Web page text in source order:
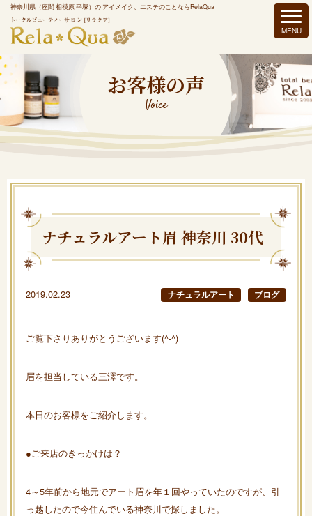
神奈川県（座間 相模原 平塚）の アイメイク、エステのことならRelaQua
お客様の声
Voice
ナチュラルアート眉 神奈川 30代
2019.02.23 ナチュラルアート ブログ
ご覧下さりありがとうございます(^-^)
眉を担当している三澤です。
本日のお客様をご紹介します。
●ご来店のきっかけは？
4～5年前から地元でアート眉を年１回やっていたのですが、引
っ越したので今住んでいる神奈川で探しました。